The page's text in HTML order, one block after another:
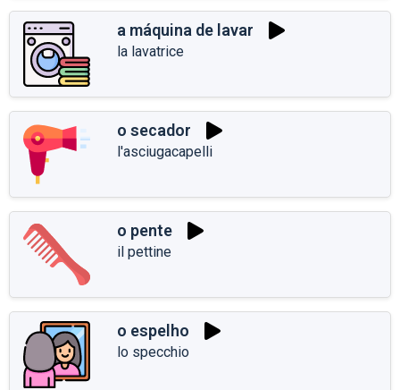
a máquina de lavar
la lavatrice
o secador
l'asciugacapelli
o pente
il pettine
o espelho
lo specchio